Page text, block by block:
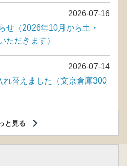
2026-07-16
せ（2026年10月から土・
ただきます）
2026-07-14
替えました（文京倉庫300
と見る